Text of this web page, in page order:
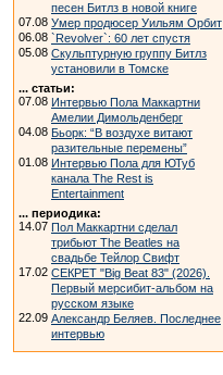
песен Битлз в новой книге
07.08 Умер продюсер Уильям Орбит
06.08 `Revolver`: 60 лет спустя
05.08 Скульптурную группу Битлз
установили в Томске
... статьи:
07.08 Интервью Пола Маккартни
Амелии Димольденберг
04.08 Бьорк: “В воздухе витают
разительные перемены”
01.08 Интервью Пола для ЮТуб
канала The Rest is
Entertainment
... периодика:
14.07 Пол Маккартни сделал
трибьют The Beatles на
свадьбе Тейлор Свифт
17.02 СЕКРЕТ "Big Beat 83" (2026).
Первый мерсибит-альбом на
русском языке
22.09 Александр Беляев. Последнее
интервью